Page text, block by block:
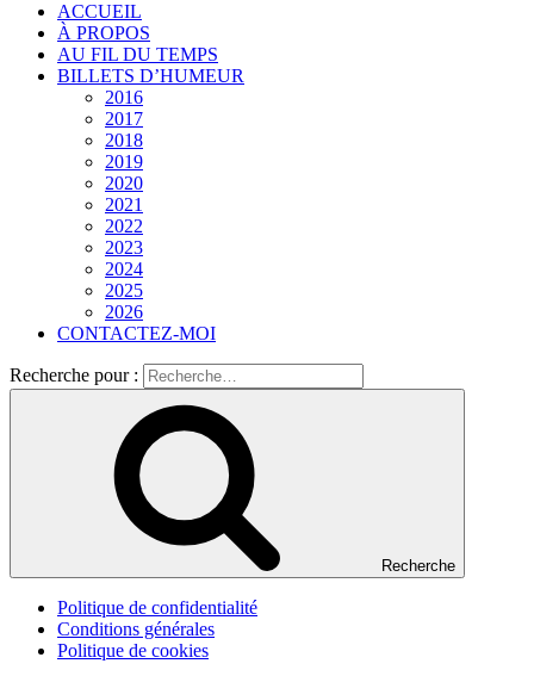
ACCUEIL
À PROPOS
AU FIL DU TEMPS
BILLETS D’HUMEUR
2016
2017
2018
2019
2020
2021
2022
2023
2024
2025
2026
CONTACTEZ-MOI
Recherche pour :
Recherche
Politique de confidentialité
Conditions générales
Politique de cookies